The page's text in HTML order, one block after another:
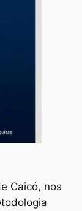
Caicó, nos